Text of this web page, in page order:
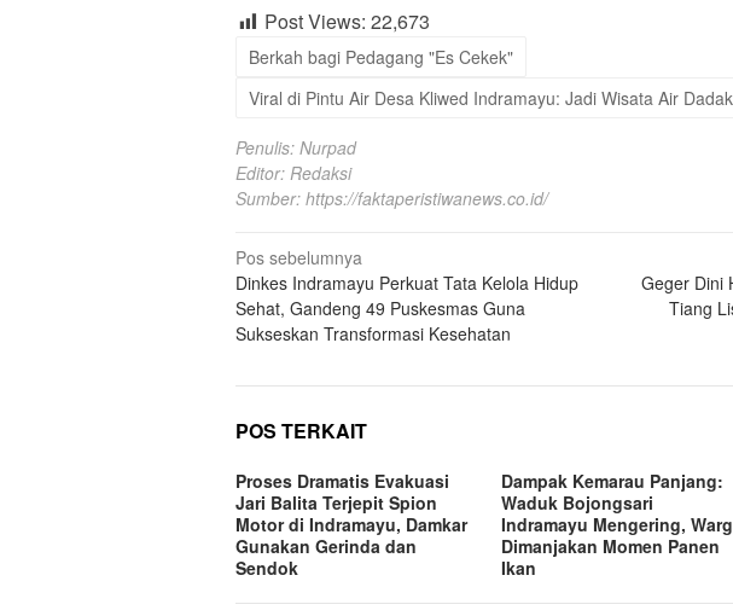
Post Views: 22,673
Berkah bagi Pedagang "Es Cekek"
Viral di Pintu Air Desa Kliwed Indramayu: Jadi Wisata Air
Penulis: Nurpad
Editor: Redaksi
Sumber: https://faktaperistiwanews.co.id/
Navigasi
pos
Pos sebelumnya
Dinkes Indramayu Perkuat Tata Kelola Hidup
Sehat, Gandeng 49 Puskesmas Guna
Sukseskan Transformasi Kesehatan
Geger Dini
Tiang
POS TERKAIT
Proses Dramatis Evakuasi
Jari Balita Terjepit Spion
Motor di Indramayu, Damkar
Gunakan Gerinda dan
Sendok
Dampak Kemarau Panjang:
Waduk Bojongsari
Indramayu Mengering,
Dimanjakan Momen Panen
Ikan